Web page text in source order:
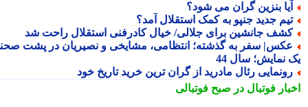
بنزین گران می شود؟
جدید جنپو به کمک استقلال آمد؟
جانشین برای جلالی/ خیال کادرفنی استقلال راحت شد
سفر به گذشته؛ انتظامی، مشایخی و نصیریان در پشت صحنه
نمایش؛ سال 44
رئال مادرید از گران ترین خرید تاریخ خود
فوتبال در صبح فوتبالی